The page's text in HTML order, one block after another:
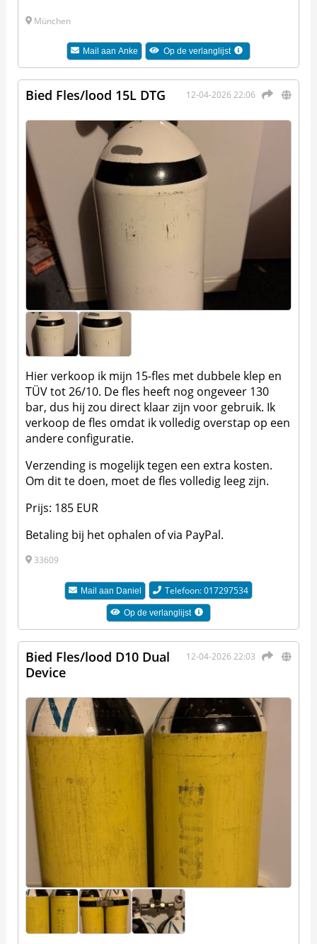
München
Mail aanAnke Op de verlanglijst
12-04-2026 22:06
Bied Fles/lood 15L DTG
Hier verkoop ik mijn 15-fles met dubbele klep en
TÜV tot 26/10. De fles heeft nog ongeveer 130
bar, dus hij zou direct klaar zijn voor gebruik. Ik
verkoop de fles omdat ik volledig overstap op een
andere configuratie.
Verzending is mogelijk tegen een extra kosten.
Om dit te doen, moet de fles volledig leeg zijn.
Prijs: 185 EUR
Betaling bij het ophalen of via PayPal.
33609
Mail aan Daniel Telefoon: 017297534
Op de verlanglijst
12-04-2026 22:03
Bied Fles/lood D10 Dual
Device